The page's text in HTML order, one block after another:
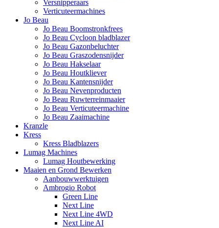
Versnipperaars
Verticuteermachines
Jo Beau
Jo Beau Boomstronkfrees
Jo Beau Cycloon bladblazer
Jo Beau Gazonbeluchter
Jo Beau Graszodensnijder
Jo Beau Hakselaar
Jo Beau Houtkliever
Jo Beau Kantensnijder
Jo Beau Nevenproducten
Jo Beau Ruwterreinmaaier
Jo Beau Verticuteermachine
Jo Beau Zaaimachine
Kranzle
Kress
Kress Bladblazers
Lumag Machines
Lumag Houtbewerking
Maaien en Grond Bewerken
Aanbouwwerktuigen
Ambrogio Robot
Green Line
Next Line
Next Line 4WD
Next Line AI